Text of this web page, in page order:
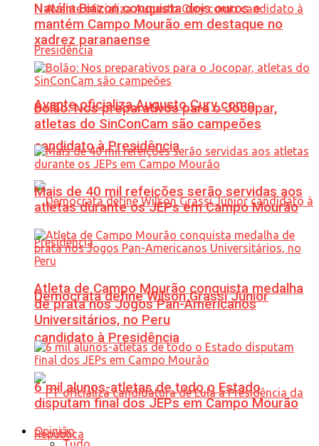
Avante oficializa Augusto Cury como
candidato à Presidência
Democrata define Wilson Grassi Júnior
candidato à Presidência
Natália Biazon conquista dois ouros e
mantém Campo Mourão em destaque no
xadrez paranaense
Bolão: Nos preparativos para o Jocopar,
atletas do SinConCam são campeões
Mais de 40 mil refeições serão servidas aos
atletas durante os JEPs em Campo Mourão
Atleta de Campo Mourão conquista medalha
de prata nos Jogos Pan-Americanos
Universitários, no Peru
6 mil alunos-atletas de todo o Estado
disputam final dos JEPs em Campo Mourão
Opinião